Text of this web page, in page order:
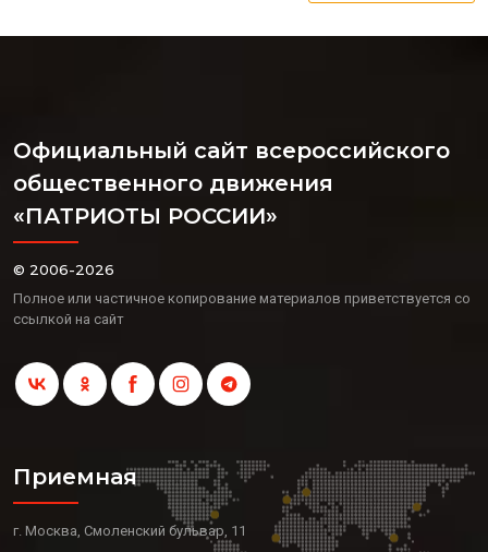
Официальный сайт всероссийского
общественного движения
«ПАТРИОТЫ РОССИИ»
© 2006-2026
Полное или частичное копирование материалов приветствуется со
ссылкой на сайт
Приемная
г. Москва, Смоленский бульвар, 11